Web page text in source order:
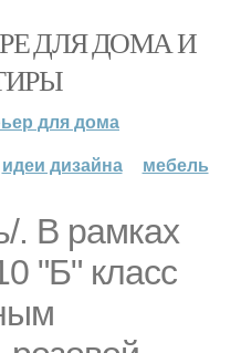
ДЛЯ ДОМА И
для дома
идеи дизайна мебель
. В рамках
"Б" класс